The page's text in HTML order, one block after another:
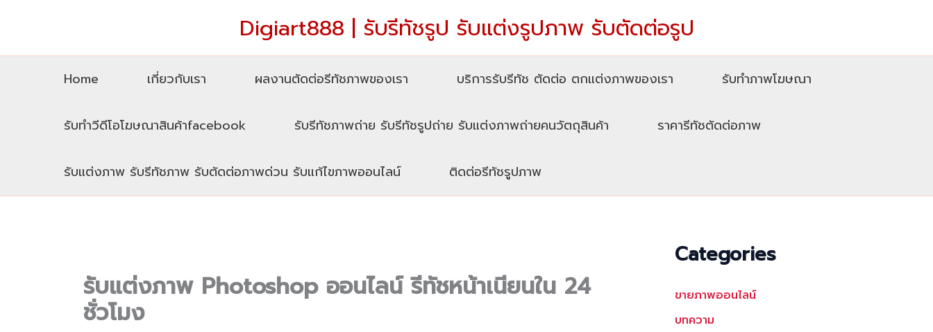
Digiart888 | รับรีทัชรูป รับแต่งรูปภาพ รับตัดต่อรูป
Home เกี่ยวกับเรา ผลงานตัดต่อรีทัชภาพของเรา บริการรับรีทัช ตัดต่อ ตกแต่งภาพของเรา รับทําภาพโฆษณา
รับทำวีดีโอโฆษณาสินค้าfacebook รับรีทัชภาพถ่าย รับรีทัชรูปถ่าย รับแต่งภาพถ่ายคนวัตถุสินค้า ราคารีทัชตัดต่อภาพ
รับแต่งภาพ รับรีทัชภาพ รับตัดต่อภาพด่วน รับแก้ไขภาพออนไลน์ ติดต่อรีทัชรูปภาพ
รับแต่งภาพ Photoshop ออนไลน์ รีทัชหน้าเนียนใน 24
ชั่วโมง
Categories
ขายภาพออนไลน์
บทความ